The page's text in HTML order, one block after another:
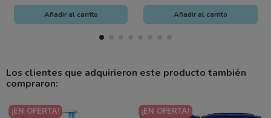
Añadir al carrito Añadir al carrito
Los clientes que adquirieron este producto también
compraron:
¡EN OFERTA!
¡EN OFERTA!